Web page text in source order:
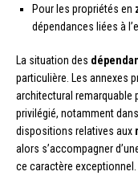
Pour les propriétés en
dépendances liées à
La situation des
particulière. Les annexes
architectural remarquable
privilégié, notamment
dispositions relatives aux
alors s’accompagner
ce caractère exceptionnel.